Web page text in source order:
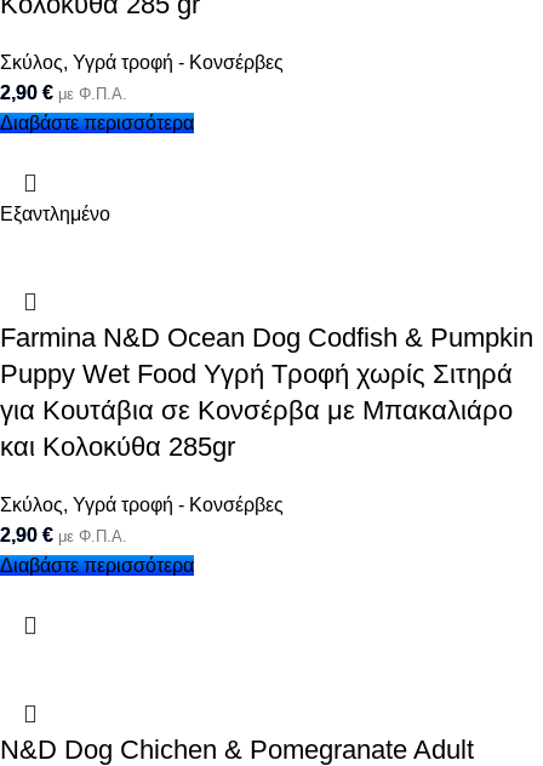
Σκύλος, Υγρά τροφή - Κονσέρβες
2,90 € με Φ.Π.Α.
Διαβάστε περισσότερα
Εξαντλημένο
Farmina N&D Ocean Dog Codfish & Pumpkin
Puppy Wet Food Υγρή Τροφή χωρίς Σιτηρά
για Κουτάβια σε Κονσέρβα με Μπακαλιάρο
και Κολοκύθα 285gr
Σκύλος, Υγρά τροφή - Κονσέρβες
2,90 € με Φ.Π.Α.
Διαβάστε περισσότερα
N&D Dog Chichen & Pomegranate Adult